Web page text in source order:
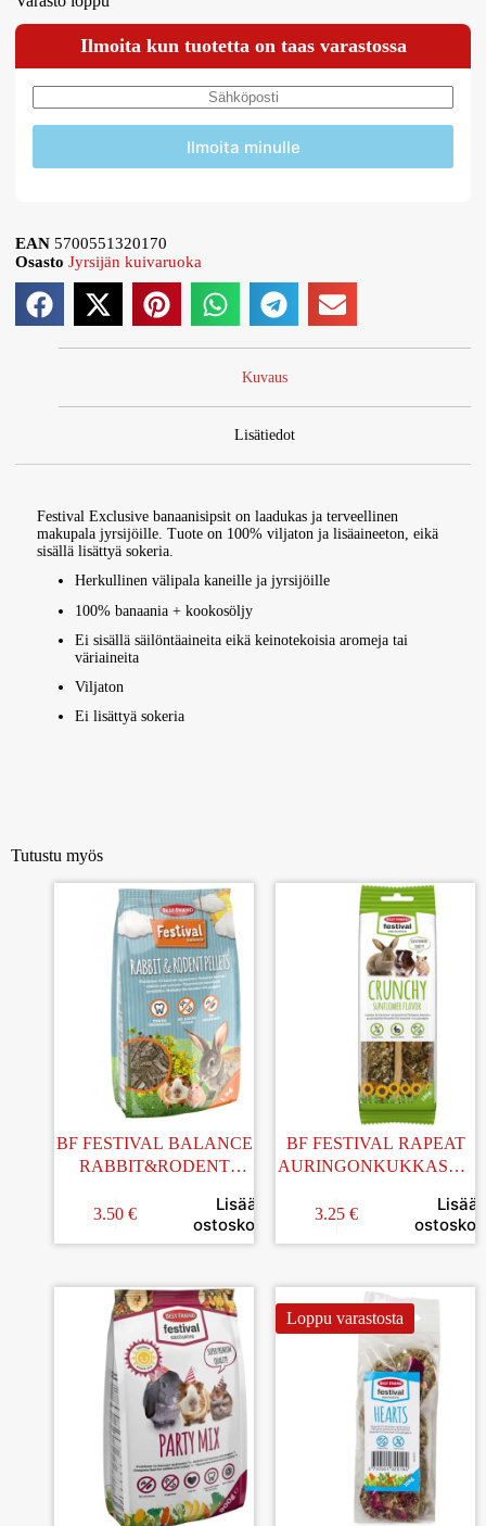
Ilmoita kun tuotetta on taas varastossa
Ilmoita minulle
EAN5700551320170
Osasto Jyrsijän kuivaruoka
Kuvaus
Lisätiedot
Festival Exclusive banaanisipsit on laadukas ja terveellinen
makupala jyrsijöille. Tuote on 100% viljaton ja lisäaineeton, eikä
sisällä lisättyä sokeria.
Herkullinen välipala kaneille ja jyrsijöille
100% banaania + kookosöljy
Ei sisällä säilöntäaineita eikä keinotekoisia aromeja tai
väriaineita
Viljaton
Ei lisättyä sokeria
Tutustu myös
BF FESTIVAL BALANCE
RABBIT&RODENT
RUOKAPELLETTI 1KG
3.50 €
Lisää
ostoskoriin
BF FESTIVAL RAPEAT
AURINGONKUKKASNA
3.25 €
Lisää
Loppu varastosta